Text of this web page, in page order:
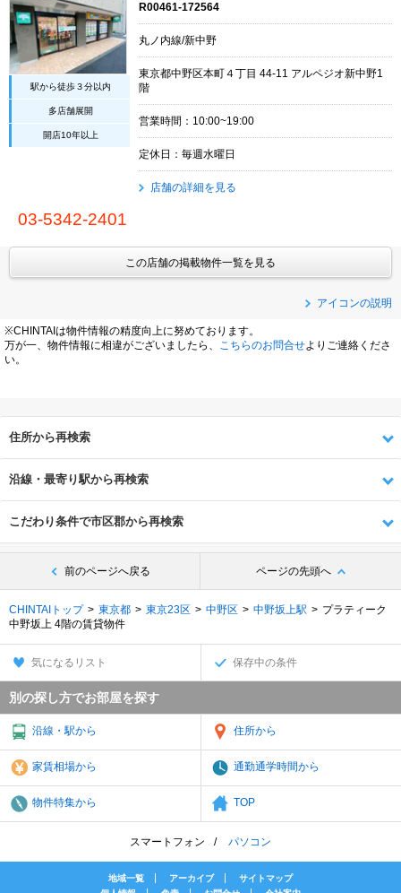
駅から徒歩３分以内
多店舗展開
開店10年以上
R00461-172564
丸ノ内線/新中野
東京都中野区本町４丁目 44-11 アルペジオ新中野1
階
営業時間：10:00~19:00
定休日：毎週水曜日
店舗の詳細を見る
03-5342-2401
この店舗の掲載物件一覧を見る
アイコンの説明
※CHINTAIは物件情報の精度向上に努めております。
万が一、物件情報に相違がございましたら、
こちらのお問合せよりご連絡くださ
い。
住所から再検索
沿線・最寄り駅から再検索
こだわり条件で市区郡から再検索
前のページへ戻る ページの先頭へ
CHINTAIトップ 東京都 東京23区 中野区 中野坂上駅
プラティーク
中野坂上 4階の賃貸物件
気になるリスト 保存中の条件
別の探し方でお部屋を探す
沿線・駅から 住所から
家賃相場から 通勤通学時間から
物件特集から TOP
スマートフォン パソコン
地域一覧 アーカイブ
サイトマップ